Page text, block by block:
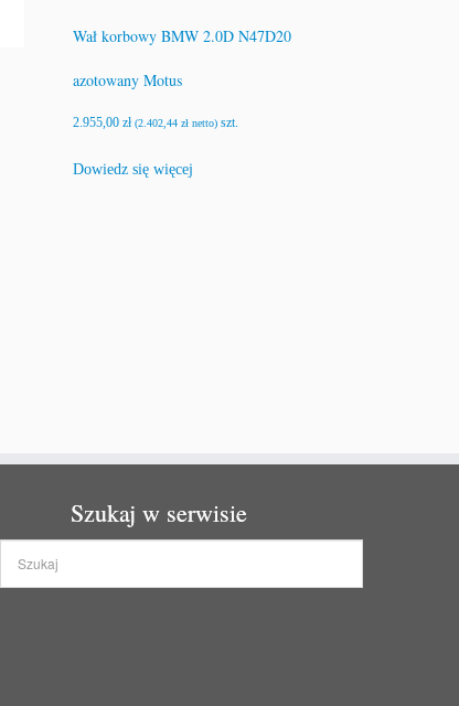
Wał korbowy BMW 2.0D N47D20
azotowany Motus
2.955,00zł (2.402,44zł netto) szt.
Dowiedz się więcej
Szukaj w serwisie